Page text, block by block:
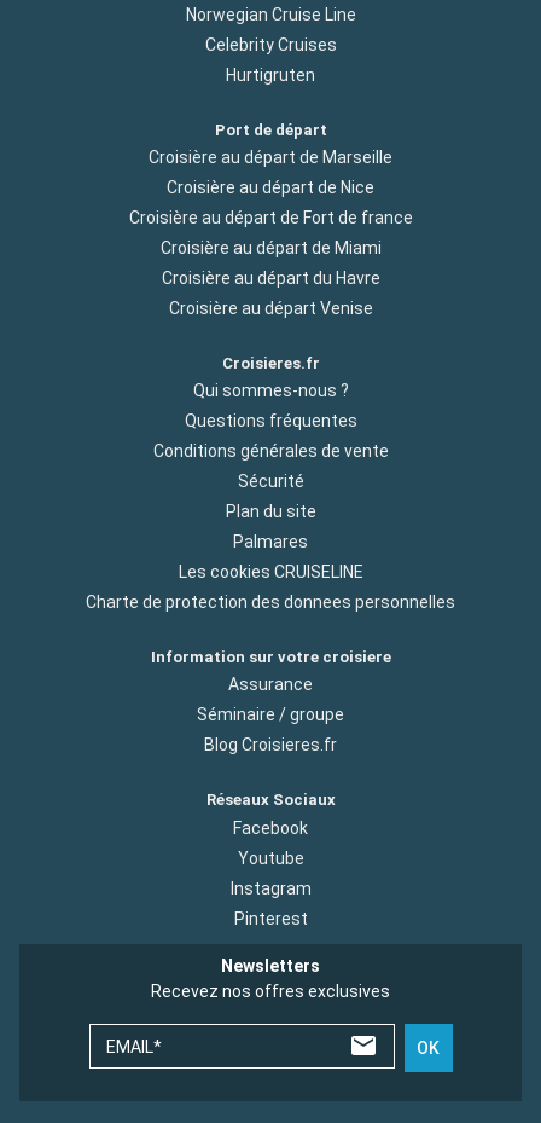
Norwegian Cruise Line
Celebrity Cruises
Hurtigruten
Port de départ
Croisière au départ de Marseille
Croisière au départ de Nice
Croisière au départ de Fort de france
Croisière au départ de Miami
Croisière au départ du Havre
Croisière au départ Venise
Croisieres.fr
Qui sommes-nous ?
Questions fréquentes
Conditions générales de vente
Sécurité
Plan du site
Palmares
Les cookies CRUISELINE
Charte de protection des donnees personnelles
Information sur votre croisiere
Assurance
Séminaire / groupe
Blog Croisieres.fr
Réseaux Sociaux
Facebook
Youtube
Instagram
Pinterest
Newsletters
Recevez nos offres exclusives
EMAIL* OK